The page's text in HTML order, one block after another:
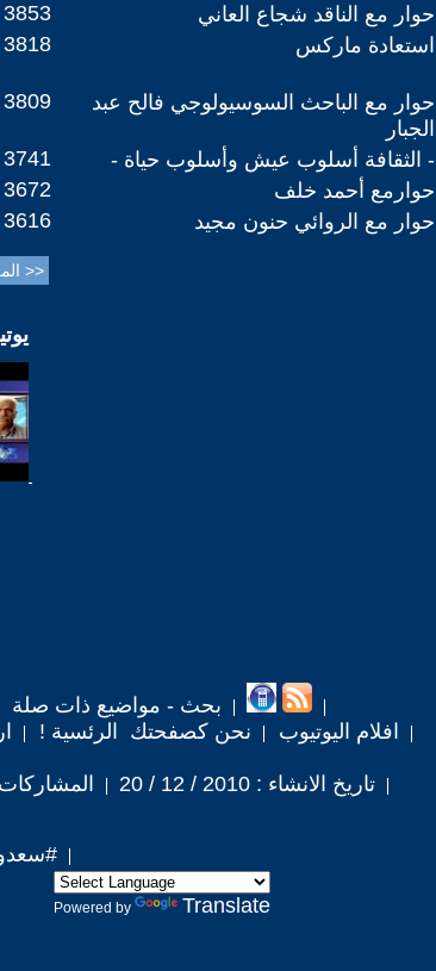
3853 حوار مع الناقد شجاع العاني
3818 استعادة ماركس
3809
حوار مع الباحث السوسيولوجي فالح عبد
الجبار
3741 - الثقافة أسلوب عيش وأسلوب حياة -
3672 حوارمع أحمد خلف
3616 حوار مع الروائي حنون مجيد
بحث - مواضيع ذات صلة
افلام اليوتيوب
نحن كصفحتك الرئسية !
تاريخ الانشاء : 2010 / 12 / 20
المشاركات -
Powered by Translate